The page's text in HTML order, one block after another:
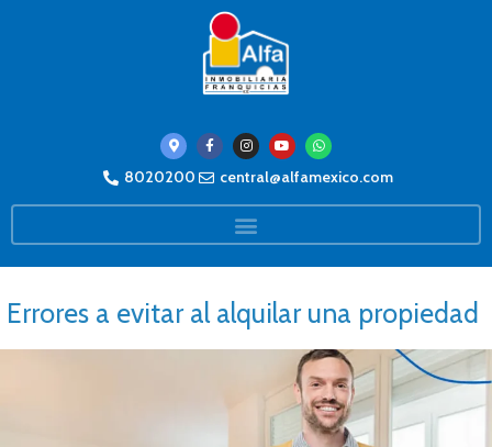
8020200 central@alfamexico.com
Errores a evitar al alquilar una propiedad